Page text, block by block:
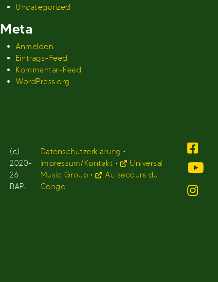
Uncategorized
Meta
Anmelden
Eintrags-Feed
Kommentar-Feed
WordPress.org
(c)
2020-
26
BAP.
Datenschutzerklärung •
Impressum/Kontakt •
Universal
Music Group •
Au secours du
Congo